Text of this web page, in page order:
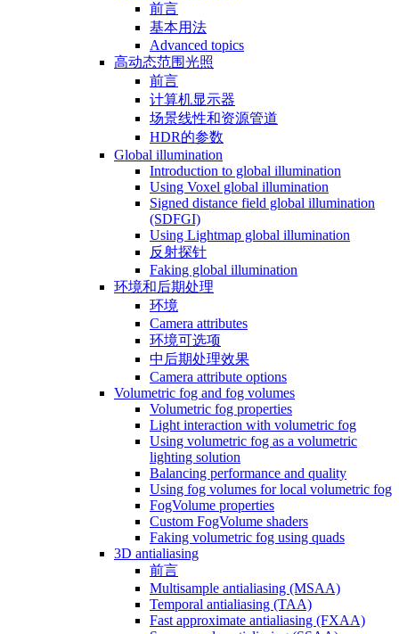
前言
基本用法
Advanced topics
高动态范围光照
前言
计算机显示器
场景线性和资源管道
HDR的参数
Global illumination
Introduction to global illumination
Using Voxel global illumination
Signed distance field global illumination
(SDFGI)
Using Lightmap global illumination
反射探针
Faking global illumination
环境和后期处理
环境
Camera attributes
环境可选项
中后期处理效果
Camera attribute options
Volumetric fog and fog volumes
Volumetric fog properties
Light interaction with volumetric fog
Using volumetric fog as a volumetric
lighting solution
Balancing performance and quality
Using fog volumes for local volumetric fog
FogVolume properties
Custom FogVolume shaders
Faking volumetric fog using quads
3D antialiasing
前言
Multisample antialiasing (MSAA)
Temporal antialiasing (TAA)
Fast approximate antialiasing (FXAA)